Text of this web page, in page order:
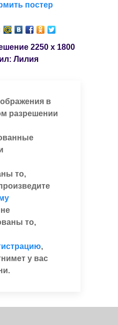
постер
2250 x 1800
Лилия
в
разрешении
то,
то,
,
у вас